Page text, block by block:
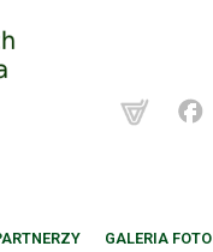
GALERIA FOTO